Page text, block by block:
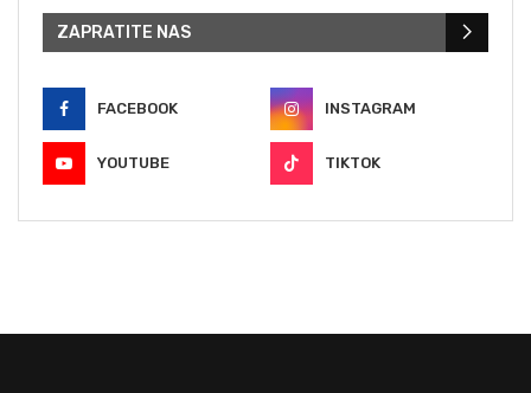
ZAPRATITE NAS
FACEBOOK INSTAGRAM
YOUTUBE TIKTOK